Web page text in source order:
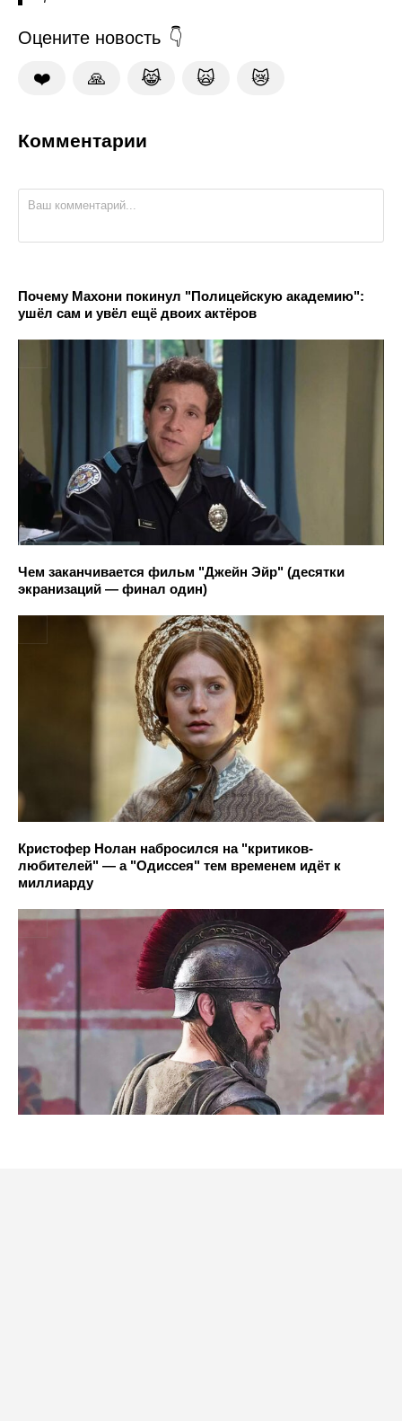
Оцените новость
❤️ 🙏 😹 🙀 😿
Комментарии
Почему Махони покинул "Полицейскую академию":
ушёл сам и увёл ещё двоих актёров
Чем заканчивается фильм "Джейн Эйр" (десятки
экранизаций — финал один)
Кристофер Нолан набросился на "критиков-
любителей" — а "Одиссея" тем временем идёт к
миллиарду